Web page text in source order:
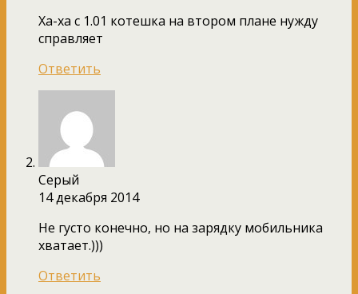
Ха-ха с 1.01 котешка на втором плане нужду
справляет
Ответить
Серый
14 декабря 2014
Не густо конечно, но на зарядку мобильника
хватает.)))
Ответить